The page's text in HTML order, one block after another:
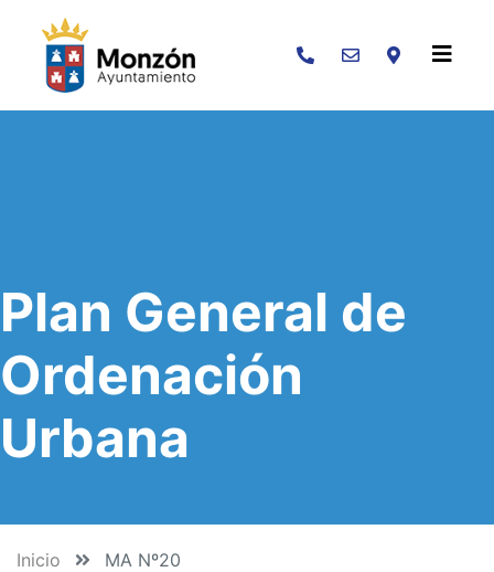
Buscar
Plan General de
Ordenación
Urbana
Inicio MA Nº20